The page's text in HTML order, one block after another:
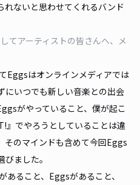
れないと思わせてくれるバンド
てアーティストの皆さんへ、メ
Eggsはオンラインメディアでは
にいつでも新しい音楽との出会
がやっていること、僕が起こ
』でやろうとしていることは違
そのマインドも含めて今回Eggs
ました。
あること、Eggsがあること、